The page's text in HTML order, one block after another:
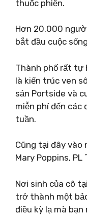
thuốc phiện.
Hơn 20.000
bắt đầu cuộc
Thành phố rất tự
là kiến ​​trúc ven
sản Portside và
miễn phí đến các
tuần.
Cũng tại đây vào
Mary Poppins, PL
Nơi sinh của cô
trở thành một
điều kỳ lạ mà